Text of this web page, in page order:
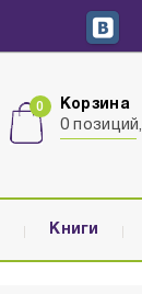
Корзина
0
Книги